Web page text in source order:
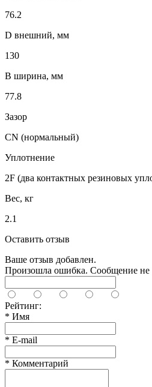
76.2
D внешний, мм
130
B ширина, мм
77.8
Зазор
CN (нормальный)
Уплотнение
2F (два контактных резиновых
Вес, кг
2.1
Оставить отзыв
Ваше отзыв добавлен.
Произошла ошибка. Сообщение не
Рейтинг:
* Имя
* E-mail
* Комментарий